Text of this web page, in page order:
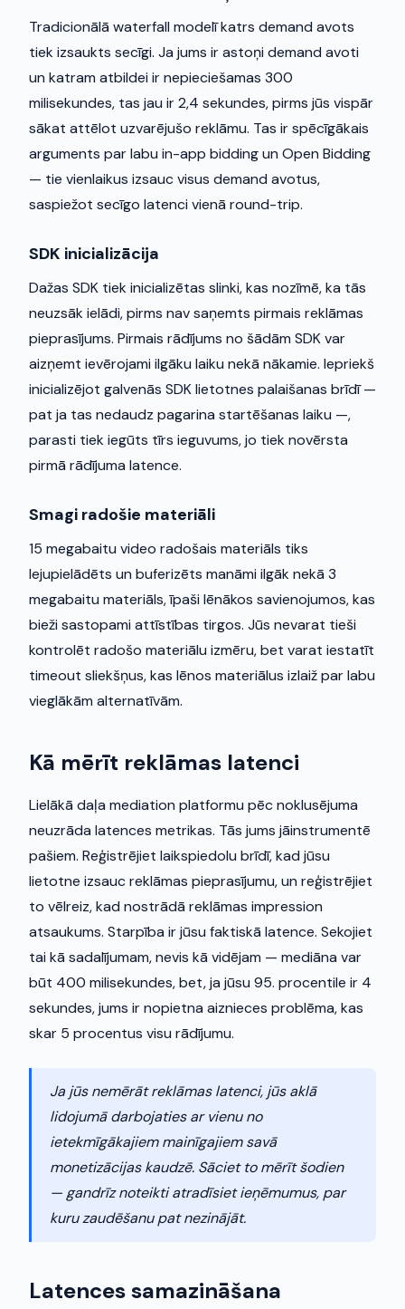
Tradicionālā waterfall modelī katrs demand avots
tiek izsaukts secīgi. Ja jums ir astoņi demand avoti
un katram atbildei ir nepieciešamas 300
milisekundes, tas jau ir 2,4 sekundes, pirms jūs vispār
sākat attēlot uzvarējušo reklāmu. Tas ir spēcīgākais
arguments par labu in-app bidding un Open Bidding
— tie vienlaikus izsauc visus demand avotus,
saspiežot secīgo latenci vienā round-trip.
SDK inicializācija
Dažas SDK tiek inicializētas slinki, kas nozīmē, ka tās
neuzsāk ielādi, pirms nav saņemts pirmais reklāmas
pieprasījums. Pirmais rādījums no šādām SDK var
aizņemt ievērojami ilgāku laiku nekā nākamie. Iepriekš
inicializējot galvenās SDK lietotnes palaišanas brīdī —
pat ja tas nedaudz pagarina startēšanas laiku —,
parasti tiek iegūts tīrs ieguvums, jo tiek novērsta
pirmā rādījuma latence.
Smagi radošie materiāli
15 megabaitu video radošais materiāls tiks
lejupielādēts un buferizēts manāmi ilgāk nekā 3
megabaitu materiāls, īpaši lēnākos savienojumos, kas
bieži sastopami attīstības tirgos. Jūs nevarat tieši
kontrolēt radošo materiālu izmēru, bet varat iestatīt
timeout sliekšņus, kas lēnos materiālus izlaiž par labu
vieglākām alternatīvām.
Kā mērīt reklāmas latenci
Lielākā daļa mediation platformu pēc noklusējuma
neuzrāda latences metrikas. Tās jums jāinstrumentē
pašiem. Reģistrējiet laikspiedolu brīdī, kad jūsu
lietotne izsauc reklāmas pieprasījumu, un reģistrējiet
to vēlreiz, kad nostrādā reklāmas impression
atsaukums. Starpība ir jūsu faktiskā latence. Sekojiet
tai kā sadalījumam, nevis kā vidējam — mediāna var
būt 400 milisekundes, bet, ja jūsu 95. procentile ir 4
sekundes, jums ir nopietna aiznieces problēma, kas
skar 5 procentus visu rādījumu.
Ja jūs nemērāt reklāmas latenci, jūs aklā
lidojumā darbojaties ar vienu no
ietekmīgākajiem mainīgajiem savā
monetizācijas kaudzē. Sāciet to mērīt šodien
— gandrīz noteikti atradīsiet ieņēmumus, par
kuru zaudēšanu pat nezinājāt.
Latences samazināšana